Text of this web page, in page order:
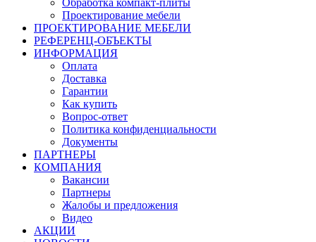
Обработка компакт-плиты
Проектирование мебели
ПРОЕКТИРОВАНИЕ МЕБЕЛИ
РЕФЕРЕНЦ-ОБЪЕKТЫ
ИНФОРМАЦИЯ
Оплата
Доставка
Гарантии
Как купить
Вопрос-ответ
Политика конфиденциальности
Документы
ПАРТНЕРЫ
КОМПАНИЯ
Вакансии
Партнеры
Жалобы и предложения
Видео
АКЦИИ